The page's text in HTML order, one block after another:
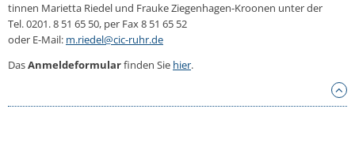
tin­nen Ma­ri­et­ta Riedel und Frauke Zie­gen­ha­gen-Kroo­nen unter der
Tel. 0201. 8 51 65 50, per Fax 8 51 65 52
oder E-Mail: m.​riedel@​cic-ruhr.​de
DasAn­mel­de­for­mu­larfinden Sie hier.